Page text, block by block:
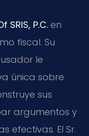
SRIS, P.C.en
fiscal. Su
le
única sobre
sus
argumentos y
efectivas. El Sr.